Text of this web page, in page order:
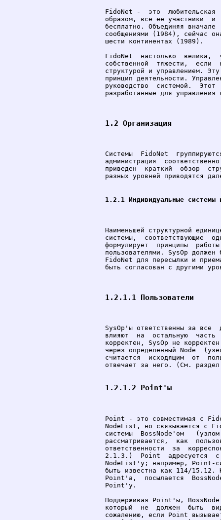
FidoNet -  это  любительская
образом, все ее участники  и
бесплатно. Объединяя
сообщениями (1984), сейчас
шести континентах (1989).
FidoNet  настолько  велика,
собственной  тяжести,  если
структурой и управлением.
принцип деятельности.
руководство  системой.
разработанные для управления
1.2 Организация
Системы  FidoNet
администрация
приведен  краткий  обзор
разных уровней приводятся
1.2.1 Индивидуальные
Наименьшей структурной
системы,  соответствующие
формулирует  принципы
пользователями. SysOp
FidoNet для пересылки и
быть согласован с другими
1.2.1.1 Пользователи
SysOp'ы ответственны за все
влияют  на  остальную
корректен, SysOp не
через определенный Node
считается  исходящим  от
отвечает за него. (См.
1.2.1.2 Point'ы
Point - это совместимая с
NodeList, но связывается с
системы  BossNode'ом
рассматривается,  как
ответственности  за
2.1.3.)  Point  адресуется  с
NodeList'у; например, Point-
быть известна как 114/15.12.
Point'а,  посылается
Point'у.
Поддерживая Point'ы,
который  не  должен  быть
сожалению, если Point